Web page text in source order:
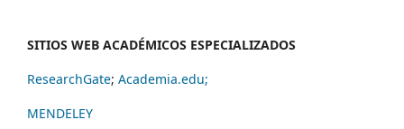
SITIOS WEB ACADÉMICOS ESPECIALIZADOS
ResearchGate; Academia.edu;
MENDELEY